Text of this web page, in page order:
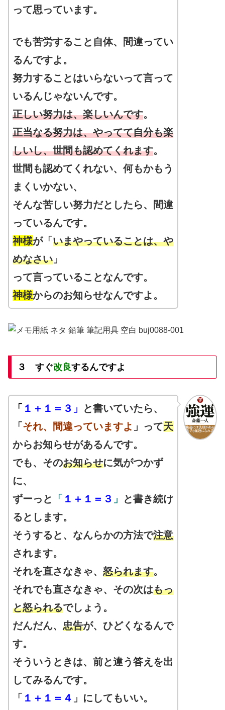
って思っています。
でも苦労すること自体、間違ってい
るんですよ。
努力することはいらないって言って
いるんじゃないんです。
正しい努力は、楽しいんです。
正当なる努力は、やってて自分も楽
しいし、世間も認めてくれます。
世間も認めてくれない、何もかもう
まくいかない、
そんな苦しい努力だとしたら、間違
っているんです。
神様が「いまやっていることは、や
めなさい 」
って言っていることなんです。
神様からのお知らせなんですよ。
３ すぐ改良するんですよ
「 １＋１＝３」
と書いていたら、
「 それ、間違っていますよ 」って天
からお知らせがあるんです。
でも、そのお知らせに気がつかず
に、
ずーっと
「 １＋１＝３ 」
と書き続け
るとします。
そうすると、なんらかの方法で注意
されます。
それを直さなきゃ、 怒られます。
それでも直さなきゃ、その次はもっ
と怒られるでしょう。
だんだん、 忠告が、ひどくなるんで
す。
そういうときは、前と違う答えを出
してみるんです。
「 １＋１＝４ 」にしてもいい。